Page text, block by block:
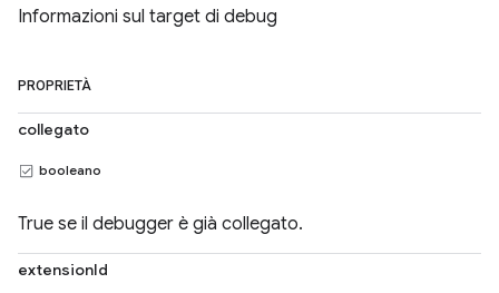
Informazioni sul target di debug
PROPRIETÀ
collegato
booleano
True se il debugger è già collegato.
extensionId